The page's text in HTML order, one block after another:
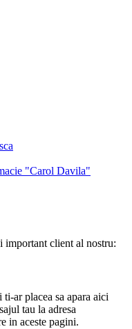
"Carol Davila"
important client al nostru:
ar placea sa apara aici
tau la adresa
in aceste pagini.